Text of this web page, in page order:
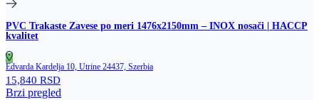
PVC Trakaste Zavese po meri 1476x2150mm – INOX nosači | HACCP
kvalitet
Edvarda Kardelja 10, Utrine 24437, Szerbia
15,840 RSD
Brzi pregled